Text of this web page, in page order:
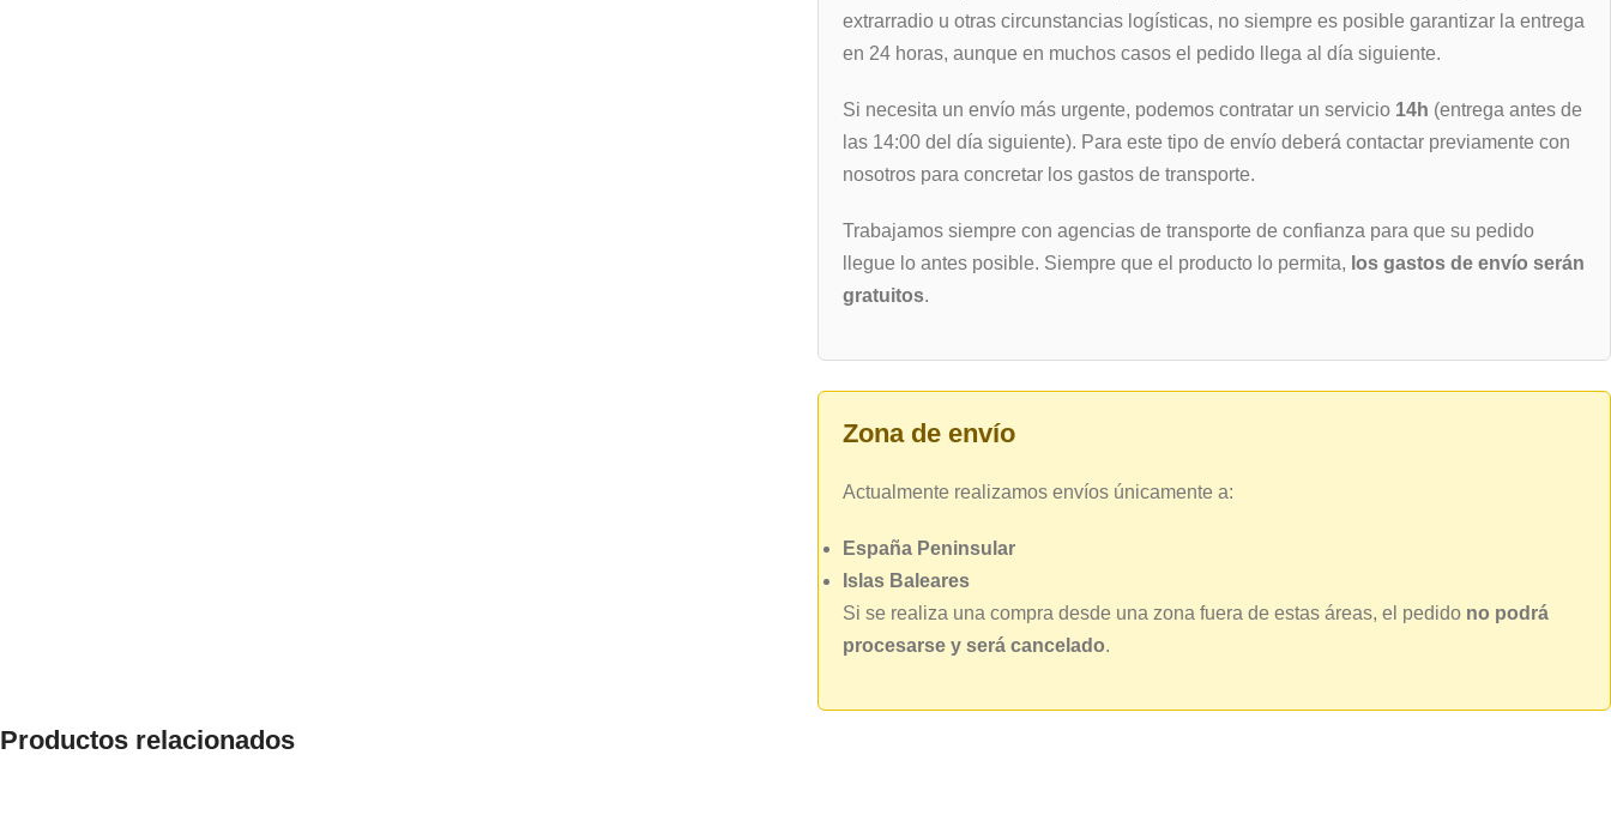
extrarradio u otras circunstancias logísticas, no siempre es posible garantizar la entrega
en 24 horas, aunque en muchos casos el pedido llega al día siguiente.
Si necesita un envío más urgente, podemos contratar un servicio 14h (entrega antes de
las 14:00 del día siguiente). Para este tipo de envío deberá contactar previamente con
nosotros para concretar los gastos de transporte.
Trabajamos siempre con agencias de transporte de confianza para que su pedido
llegue lo antes posible. Siempre que el producto lo permita, los gastos de envío serán
gratuitos.
Zona de envío
Actualmente realizamos envíos únicamente a:
España Peninsular
Islas Baleares
Si se realiza una compra desde una zona fuera de estas áreas, el pedido no podrá
procesarse y será cancelado.
Productos relacionados